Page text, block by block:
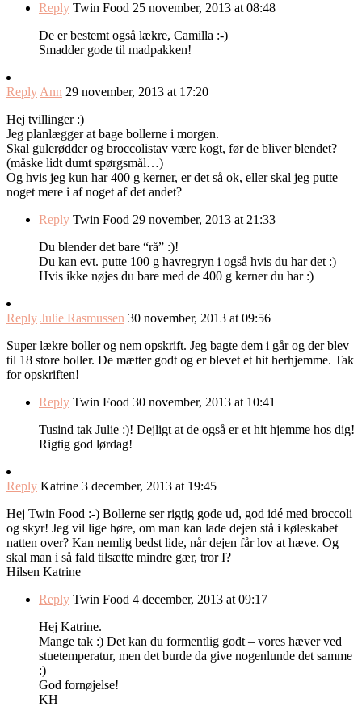
Reply Twin Food 25 november, 2013 at 08:48
De er bestemt også lækre, Camilla :-)
Smadder gode til madpakken!
Reply Ann 29 november, 2013 at 17:20
Hej tvillinger :)
Jeg planlægger at bage bollerne i morgen.
Skal gulerødder og broccolistav være kogt, før de bliver blendet?
(måske lidt dumt spørgsmål…)
Og hvis jeg kun har 400 g kerner, er det så ok, eller skal jeg putte
noget mere i af noget af det andet?
Reply Twin Food 29 november, 2013 at 21:33
Du blender det bare “rå” :)!
Du kan evt. putte 100 g havregryn i også hvis du har det :)
Hvis ikke nøjes du bare med de 400 g kerner du har :)
Reply Julie Rasmussen 30 november, 2013 at 09:56
Super lækre boller og nem opskrift. Jeg bagte dem i går og der blev
til 18 store boller. De mætter godt og er blevet et hit herhjemme. Tak
for opskriften!
Reply Twin Food 30 november, 2013 at 10:41
Tusind tak Julie :)! Dejligt at de også er et hit hjemme hos dig!
Rigtig god lørdag!
Reply Katrine 3 december, 2013 at 19:45
Hej Twin Food :-) Bollerne ser rigtig gode ud, god idé med broccoli
og skyr! Jeg vil lige høre, om man kan lade dejen stå i køleskabet
natten over? Kan nemlig bedst lide, når dejen får lov at hæve. Og
skal man i så fald tilsætte mindre gær, tror I?
Hilsen Katrine
Reply Twin Food 4 december, 2013 at 09:17
Hej Katrine.
Mange tak :) Det kan du formentlig godt – vores hæver ved
stuetemperatur, men det burde da give nogenlunde det samme
:)
God fornøjelse!
KH